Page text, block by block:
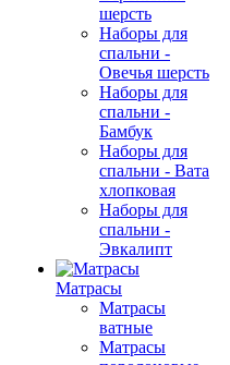
шерсть
Наборы для
спальни -
Овечья шерсть
Наборы для
спальни -
Бамбук
Наборы для
спальни - Вата
хлопковая
Наборы для
спальни -
Эвкалипт
Матрасы
Матрасы
ватные
Матрасы